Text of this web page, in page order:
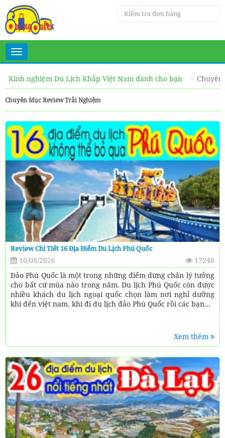
Toggle
navigation
Kinh nghiệm Du Lịch Khắp Việt Nam dành cho bạn
Chuyên Mục Review Trải Nghiệm
Review Chi Tiết 16 Địa Điểm Du Lịch Phú Quốc
10/08/2026
17246
Đảo Phú Quốc là một trong những điểm dừng chân lý tưởng
cho bất cứ mùa nào trong năm. Du lịch Phú Quốc còn được
nhiều khách du lịch ngoại quốc chọn làm nơi nghỉ dưỡng
khi đến việt nam. khi đi du lịch đảo Phú Quốc rồi các bạn...
Xem thêm